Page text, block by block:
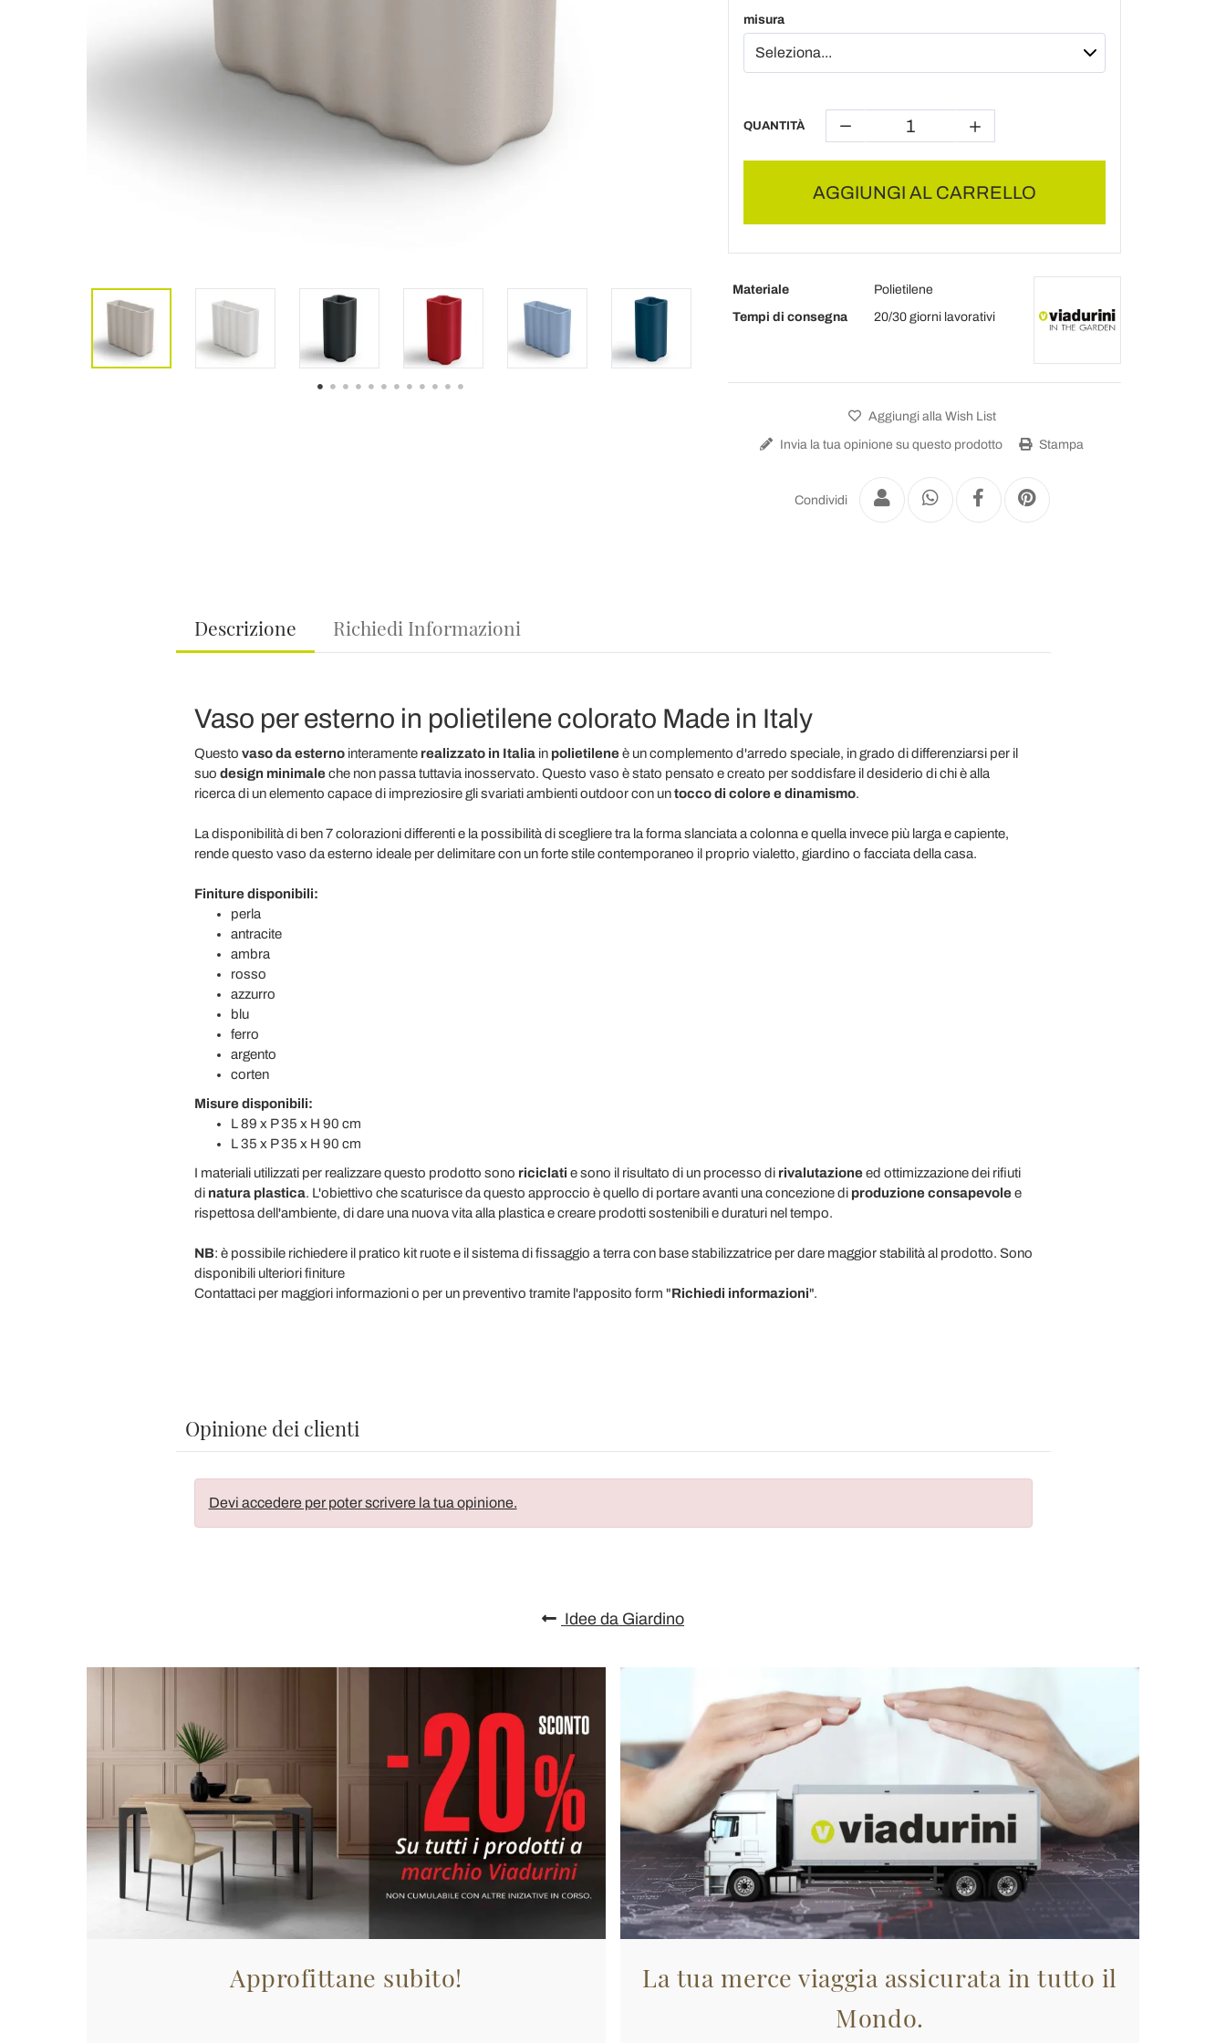
misura
QUANTITÀ
AGGIUNGI AL CARRELLO
Materiale
Polietilene
Tempi di consegna
20/30 giorni lavorativi
Aggiungi alla Wish List
Invia la tua opinione su questo prodotto Stampa
Condividi
Descrizione Richiedi Informazioni
Vaso per esterno in polietilene colorato Made in Italy
Questo vaso da esterno interamenterealizzato in Italia in polietileneè un complemento d'arredo speciale, in grado di differenziarsi per il
suo design minimaleche non passa tuttavia inosservato. Questo vaso è stato pensato e creato per soddisfare il desiderio di chi è alla
ricerca di un elemento capace di impreziosire gli svariati ambienti outdoor con untocco di colore e dinamismo.
La disponibilità di ben 7 colorazioni differenti e la possibilità di scegliere tra la forma slanciata a colonna e quella invece più larga e capiente,
rende questo vaso da esterno ideale per delimitare con un forte stile contemporaneo il proprio vialetto, giardino o facciata della casa.
Finiture disponibili:
perla
antracite
ambra
rosso
azzurro
blu
ferro
argento
corten
Misure disponibili:
L 89 x P 35 x H 90 cm
L 35 x P 35 x H 90 cm
I materiali utilizzati per realizzare questo prodotto sono riciclati e sono il risultato di un processo di rivalutazioneed ottimizzazione dei rifiuti
di natura plastica. L'obiettivo che scaturisce da questo approccio è quello di portare avanti una concezione diproduzione consapevolee
rispettosa dell'ambiente, di dare una nuova vita alla plastica e creare prodotti sostenibili e duraturi nel tempo.
NB: è possibile richiedere il pratico kit ruote e il sistema di fissaggio a terra con base stabilizzatrice per dare maggior stabilità al prodotto. Sono
disponibili ulteriori finiture
Contattaci per maggiori informazioni o per un preventivo tramite l'apposito form "Richiedi informazioni".
Opinione dei clienti
Devi accedere per poter scrivere la tua opinione.
Idee da Giardino
Approfittane subito!
La tua merce viaggia assicurata in tutto il
Mondo.